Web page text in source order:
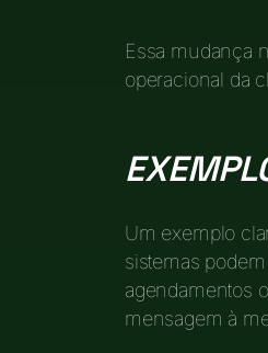
Essa mudança
operacional da
Um exemplo
sistemas
agendamentos
mensagem à